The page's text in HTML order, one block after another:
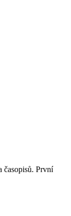
časopisů. První